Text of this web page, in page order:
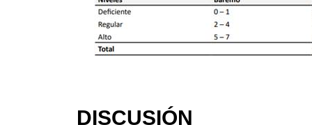
DISCUSIÓN